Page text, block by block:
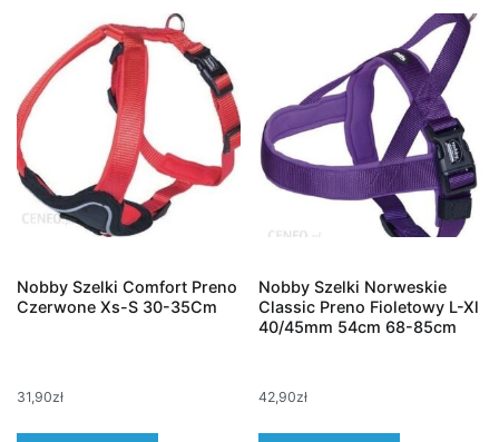
Nobby Szelki Comfort Preno
Czerwone Xs-S 30-35Cm
31,90zł
Nobby Szelki Norweskie
Classic Preno Fioletowy L-Xl
40/45mm 54cm 68-85cm
42,90zł